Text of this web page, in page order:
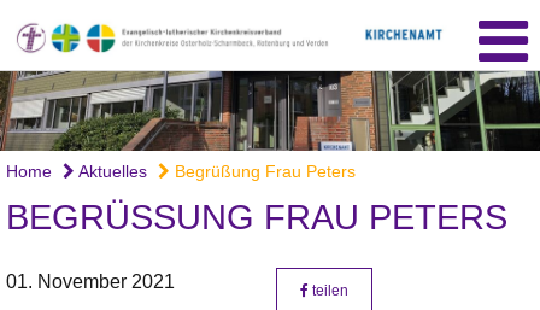
Home Aktuelles Begrüßung Frau Peters
BEGRÜSSUNG FRAU PETERS
01. November 2021 teilen